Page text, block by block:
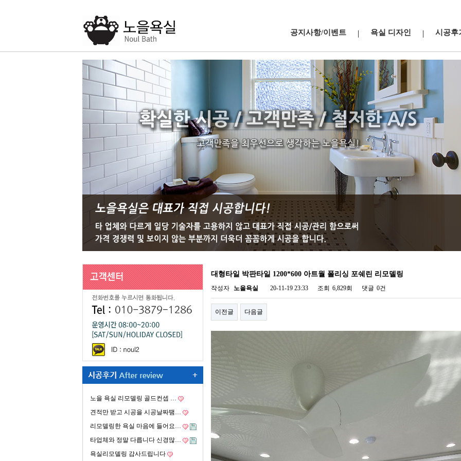
공지사항/이벤트 욕실 디자인 시공후
노을 욕실 리모델링 골드컨셉 …
견적만 받고 시공을 시공날짜땜…
리모델링한 욕실 마음에 들어요…
타업체와 정말 다릅니다 신경많…
욕실리모델링 감사드립니다
대형타일 박판타일 1200*600 아트월 폴리싱 포쉐린 리모델링
작성자 노을욕실 20-11-19 23:33 조회 6,829회 댓글 0건
이전글 다음글